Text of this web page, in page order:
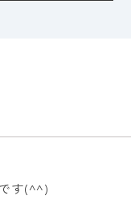
す(^^)